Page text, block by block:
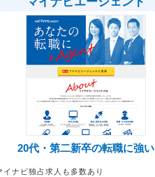
20代・第二新卒の転職に強い
イナビ独占求人も多数あり